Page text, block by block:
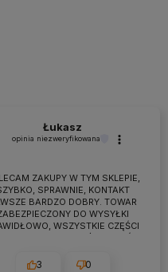
Łukasz
opinia niezweryfikowana
ZAKUPY W TYM SKLEPIE,
SPRAWNIE, KONTAKT
BARDZO DOBRY. TOWAR
DO WYSYŁKI
WSZYSTKIE CZĘŚCI
WARTO TUTAJ
3 0